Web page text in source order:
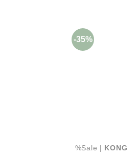
-35%
%Sale | KONG